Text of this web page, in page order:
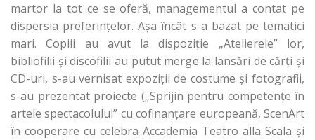
martor la tot ce se oferă, managementul a contat pe
dispersia preferinţelor. Aşa încât s-a bazat pe tematici
mari. Copiii au avut la dispoziţie „Atelierele” lor,
bibliofilii şi discofilii au putut merge la lansări de cărţi şi
CD-uri, s-au vernisat expoziţii de costume şi fotografii,
s-au prezentat proiecte („Sprijin pentru competenţe în
artele spectacolului” cu cofinanţare europeană, ScenArt
în cooperare cu celebra Accademia Teatro alla Scala şi